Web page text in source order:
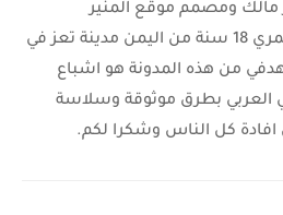
مالك ومصمم موقع المنير
للمعلوميات عمري 18 سنة من اليمن مدينة تعز في
من هذه المدونة هو اشباع
العربي بطرق موثوقة وسلاسة
كل الناس وشكرا لكم.